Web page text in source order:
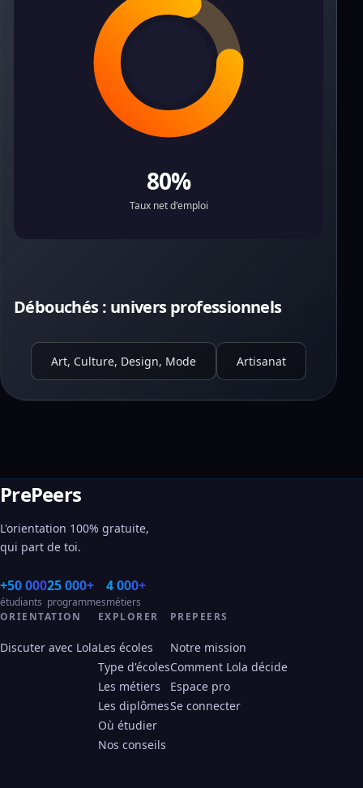
80%
Taux net d'emploi
Débouchés : univers professionnels
Art, Culture, Design, Mode Artisanat
PrePeers
L'orientation 100% gratuite,
qui part de toi.
+50 000
étudiants
25 000+
programmes
4 000+
métiers
ORIENTATION
Discuter avec Lola
EXPLORER
Les écoles
Type d'écoles
Les métiers
Les diplômes
Où étudier
Nos conseils
PREPEERS
Notre mission
Comment Lola décide
Espace pro
Se connecter